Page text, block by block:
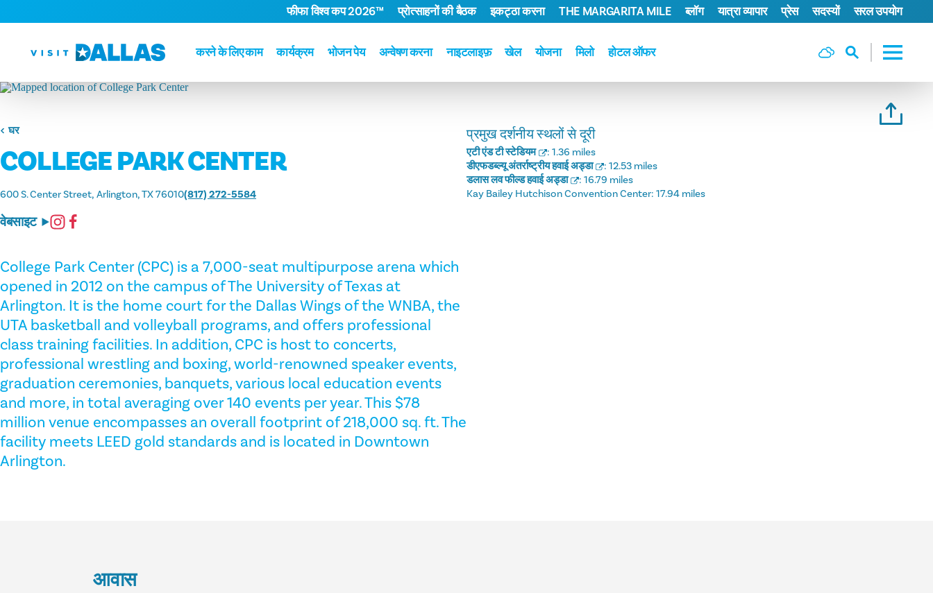
सामग्री पर जाएं
करने के लिए काम कार्यक्रम भोजन पेय अन्वेषण करना नाइटलाइफ़ खेल योजना मिलो होटल ऑफर
फीफा विश्व कप 2026™ प्रोत्साहनों की बैठक इकट्ठा करना THE MARGARITA MILE ब्लॉग यात्रा व्यापार प्रेस सदस्यों सरल उपयोग
घर
COLLEGE PARK CENTER
600 S. Center Street Arlington, TX 76010(817) 272-5584
वेबसाइट
College Park Center (CPC) is a 7,000-seat multipurpose arena which
opened in 2012 on the campus of The University of Texas at
Arlington. It is the home court for the Dallas Wings of the WNBA, the
UTA basketball and volleyball programs, and offers professional
class training facilities. In addition, CPC is host to concerts,
professional wrestling and boxing, world-renowned speaker events,
graduation ceremonies, banquets, various local education events
and more, in total averaging over 140 events per year. This $78
million venue encompasses an overall footprint of 218,000 sq. ft. The
facility meets LEED gold standards and is located in Downtown
Arlington.
प्रमुख दर्शनीय स्थलों से दूरी
एटी एंड टी स्टेडियम : 1.36 miles
डीएफडब्ल्यू अंतर्राष्ट्रीय हवाई अड्डा
: 12.53 miles
डलास लव फील्ड हवाई अड्डा
: 16.79 miles
Kay Bailey Hutchison Convention Center: 17.94 miles
आवास